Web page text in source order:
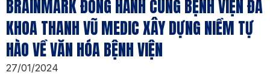
BRAINMARK ĐỒNG HÀNH CÙNG BỆNH VIỆN ĐA
KHOA THANH VŨ MEDIC XÂY DỰNG NIỀM TỰ
HÀO VỀ VĂN HÓA BỆNH VIỆN
27/01/2024